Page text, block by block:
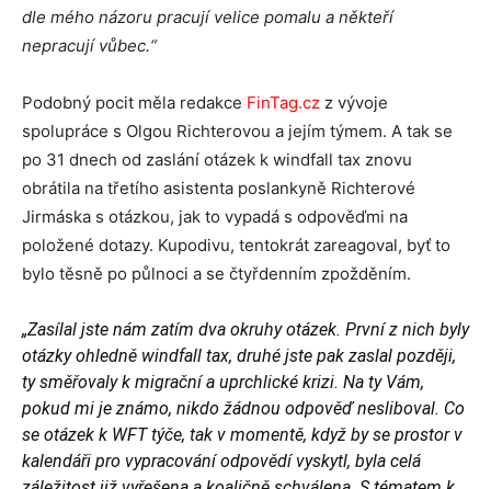
dle mého názoru pracují velice pomalu a někteří
nepracují vůbec.“
Podobný pocit měla redakce FinTag.cz z vývoje
spolupráce s Olgou Richterovou a jejím týmem. A tak se
po 31 dnech od zaslání otázek k windfall tax znovu
obrátila na třetího asistenta poslankyně Richterové
Jirmáska s otázkou, jak to vypadá s odpověďmi na
položené dotazy. Kupodivu, tentokrát zareagoval, byť to
bylo těsně po půlnoci a se čtyřdenním zpožděním.
„Zasílal jste nám zatím dva okruhy otázek. První z nich byly
otázky ohledně windfall tax, druhé jste pak zaslal později,
ty směřovaly k migrační a uprchlické krizi. Na ty Vám,
pokud mi je známo, nikdo žádnou odpověď nesliboval. Co
se otázek k WFT týče, tak v momentě, když by se prostor v
kalendáři pro vypracování odpovědí vyskytl, byla celá